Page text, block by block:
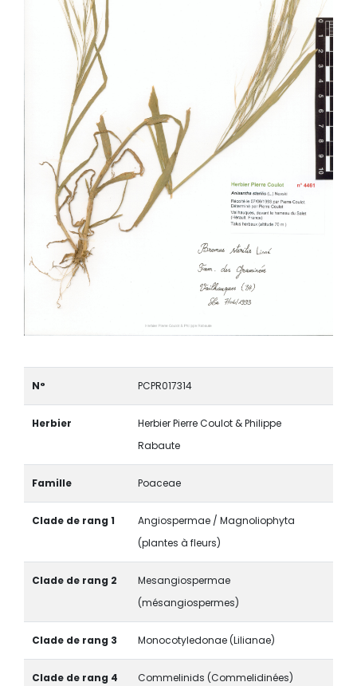
N° PCPR017314
Herbier
Herbier Pierre Coulot & Philippe
Rabaute
Famille Poaceae
Clade de rang 1
Angiospermae / Magnoliophyta
(plantes à fleurs)
Clade de rang 2
Mesangiospermae
(mésangiospermes)
Clade de rang 3 Monocotyledonae (Lilianae)
Clade de rang 4 Commelinids (Commelidinées)